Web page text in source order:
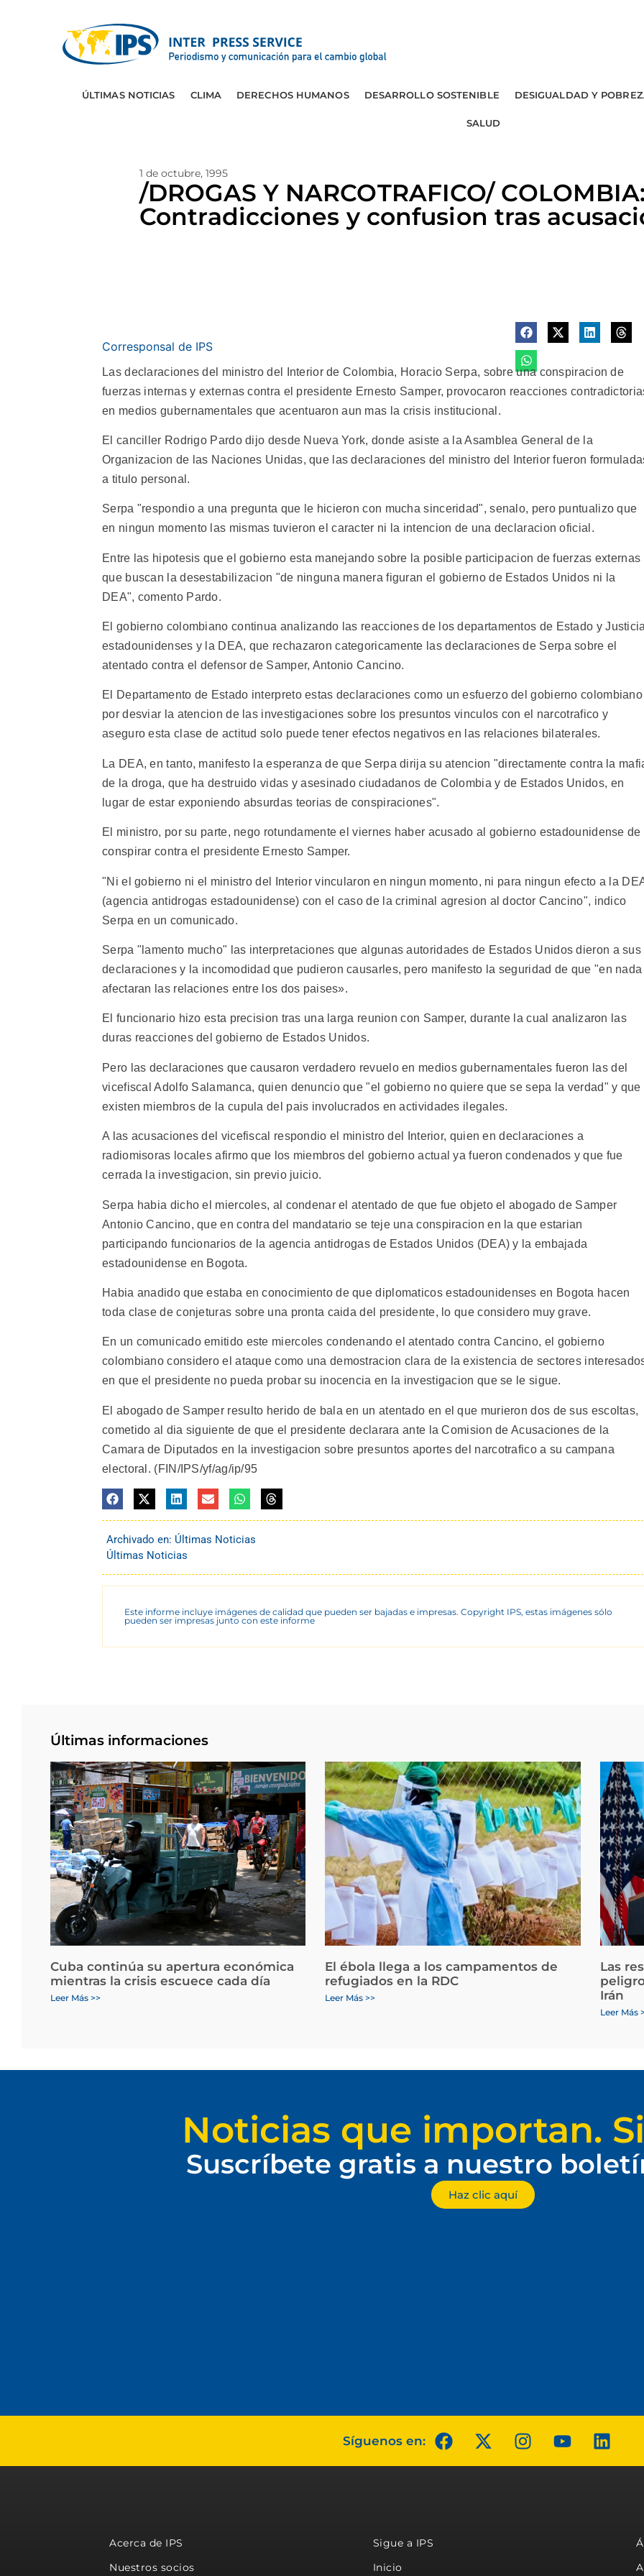
ÚLTIMAS NOTICIAS CLIMA DERECHOS HUMANOS DESARROLLO SOSTENIBLE DESIGUALDAD Y
SALUD
1 de octubre, 1995
/DROGAS Y NARCOTRAFICO/
Contradicciones y confusion tras
Corresponsal de IPS
Las declaraciones del ministro del Interior de Colombia, Horacio Serpa, sobre una conspiracion de
fuerzas internas y externas contra el presidente Ernesto Samper, provocaron reacciones
en medios gubernamentales que acentuaron aun mas la crisis institucional.
El canciller Rodrigo Pardo dijo desde Nueva York, donde asiste a la Asamblea General de la
Organizacion de las Naciones Unidas, que las declaraciones del ministro del Interior fueron
a titulo personal.
Serpa "respondio a una pregunta que le hicieron con mucha sinceridad", senalo, pero puntualizo que
en ningun momento las mismas tuvieron el caracter ni la intencion de una declaracion oficial.
Entre las hipotesis que el gobierno esta manejando sobre la posible participacion de fuerzas externas
que buscan la desestabilizacion "de ninguna manera figuran el gobierno de Estados Unidos ni la
DEA", comento Pardo.
El gobierno colombiano continua analizando las reacciones de los departamentos de Estado y
estadounidenses y la DEA, que rechazaron categoricamente las declaraciones de Serpa sobre el
atentado contra el defensor de Samper, Antonio Cancino.
El Departamento de Estado interpreto estas declaraciones como un esfuerzo del gobierno colombiano
por desviar la atencion de las investigaciones sobre los presuntos vinculos con el narcotrafico y
aseguro esta clase de actitud solo puede tener efectos negativos en las relaciones bilaterales.
La DEA, en tanto, manifesto la esperanza de que Serpa dirija su atencion "directamente contra la
de la droga, que ha destruido vidas y asesinado ciudadanos de Colombia y de Estados Unidos, en
lugar de estar exponiendo absurdas teorias de conspiraciones".
El ministro, por su parte, nego rotundamente el viernes haber acusado al gobierno estadounidense de
conspirar contra el presidente Ernesto Samper.
"Ni el gobierno ni el ministro del Interior vincularon en ningun momento, ni para ningun efecto a la
(agencia antidrogas estadounidense) con el caso de la criminal agresion al doctor Cancino", indico
Serpa en un comunicado.
Serpa "lamento mucho" las interpretaciones que algunas autoridades de Estados Unidos dieron a sus
declaraciones y la incomodidad que pudieron causarles, pero manifesto la seguridad de que "en nada
afectaran las relaciones entre los dos paises».
El funcionario hizo esta precision tras una larga reunion con Samper, durante la cual analizaron las
duras reacciones del gobierno de Estados Unidos.
Pero las declaraciones que causaron verdadero revuelo en medios gubernamentales fueron las del
vicefiscal Adolfo Salamanca, quien denuncio que "el gobierno no quiere que se sepa la verdad" y que
existen miembros de la cupula del pais involucrados en actividades ilegales.
A las acusaciones del vicefiscal respondio el ministro del Interior, quien en declaraciones a
radiomisoras locales afirmo que los miembros del gobierno actual ya fueron condenados y que fue
cerrada la investigacion, sin previo juicio.
Serpa habia dicho el miercoles, al condenar el atentado de que fue objeto el abogado de Samper
Antonio Cancino, que en contra del mandatario se teje una conspiracion en la que estarian
participando funcionarios de la agencia antidrogas de Estados Unidos (DEA) y la embajada
estadounidense en Bogota.
Habia anadido que estaba en conocimiento de que diplomaticos estadounidenses en Bogota hacen
toda clase de conjeturas sobre una pronta caida del presidente, lo que considero muy grave.
En un comunicado emitido este miercoles condenando el atentado contra Cancino, el gobierno
colombiano considero el ataque como una demostracion clara de la existencia de sectores
en que el presidente no pueda probar su inocencia en la investigacion que se le sigue.
El abogado de Samper resulto herido de bala en un atentado en el que murieron dos de sus escoltas,
cometido al dia siguiente de que el presidente declarara ante la Comision de Acusaciones de la
Camara de Diputados en la investigacion sobre presuntos aportes del narcotrafico a su campana
electoral. (FIN/IPS/yf/ag/ip/95
Archivado en: Últimas Noticias
Últimas Noticias
Este informe incluye imágenes de calidad que pueden ser bajadas e impresas. Copyright IPS, estas imágenes sólo
pueden ser impresas junto con este informe
Últimas informaciones
Cuba continúa su apertura económica
mientras la crisis escuece cada día
Leer Más >>
El ébola llega a los campamentos de
refugiados en la RDC
Leer Más >>
Las
Irán
Leer Más
Noticias que importan.
Suscríbete gratis a nuestro
Haz clic aquí
Síguenos en:
Acerca de IPS
Nuestros socios
Sigue a IPS
Inicio